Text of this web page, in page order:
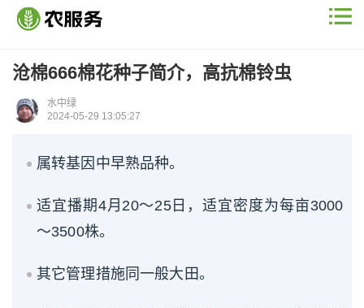
沧棉666棉花种子简介，高抗棉铃虫
水中绿
2024-05-29 13:05:27
属转基因中早熟品种。
适宜播期4月20～25日，适宜密度为每亩3000
～3500株。
其它管理措施同一般大田。